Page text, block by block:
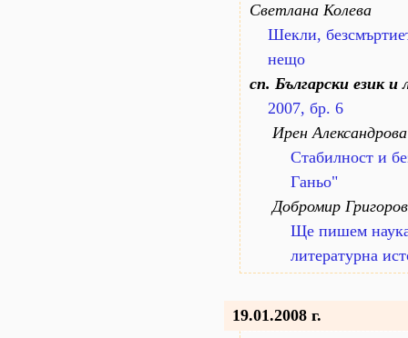
Светлана Колева
Шекли,
нещо
сп. Български език
2007, бр. 6
Ирен Александрова
Стабилност и
Ганьо"
Добромир Григоров
Ще пишем
литературна
19.01.2008 г.